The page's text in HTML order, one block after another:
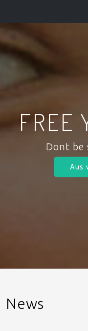
FREE
Dont be
Aus
News